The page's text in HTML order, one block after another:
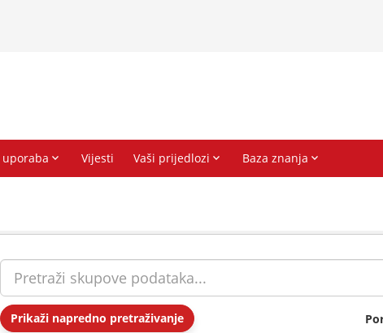
Prikaži napredno pretraživanje